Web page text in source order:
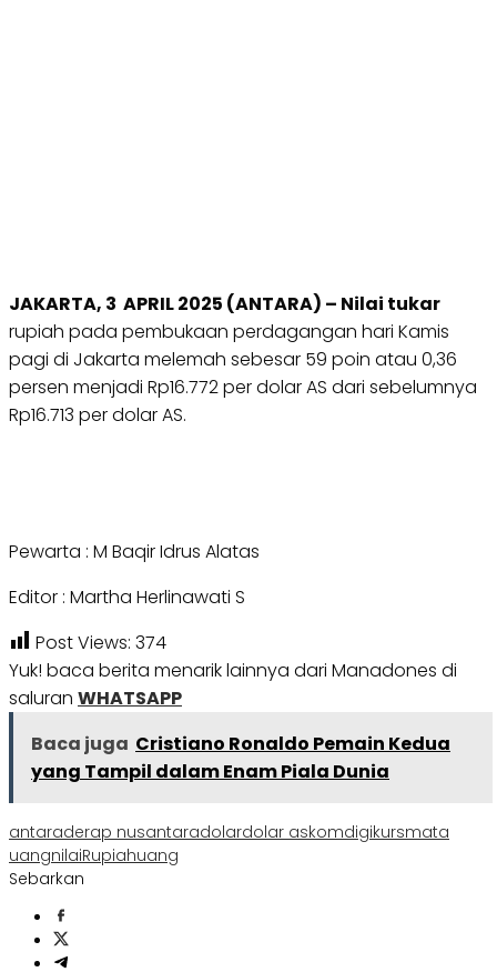
JAKARTA, 3 APRIL 2025 (ANTARA) – Nilai tukar
rupiah pada pembukaan perdagangan hari Kamis
pagi di Jakarta melemah sebesar 59 poin atau 0,36
persen menjadi Rp16.772 per dolar AS dari sebelumnya
Rp16.713 per dolar AS.
Pewarta : M Baqir Idrus Alatas
Editor : Martha Herlinawati S
Post Views: 374
Yuk! baca berita menarik lainnya dari Manadones di
saluran WHATSAPP
Baca juga Cristiano Ronaldo Pemain Kedua
yang Tampil dalam Enam Piala Dunia
antaraderap nusantaradolardolar askomdigikursmata
uangnilaiRupiahuang
Sebarkan